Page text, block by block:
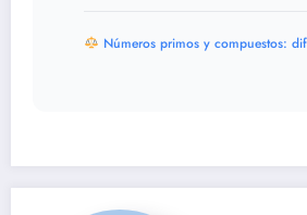
Números primos y compuestos: